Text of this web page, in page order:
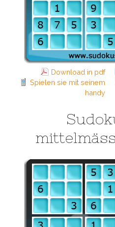
Download in pdf
Spielen sie mit seinem
handy